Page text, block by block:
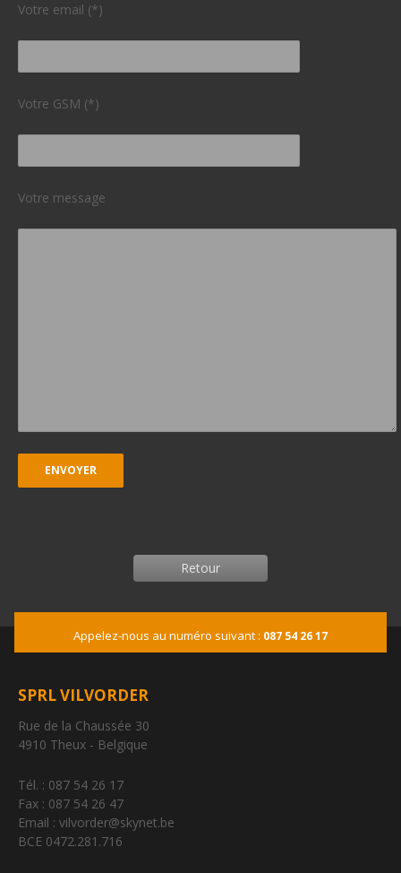
Votre email (*)
Votre GSM (*)
Votre message
Retour
Appelez-nous au numéro suivant : 087 54 26 17
SPRL VILVORDER
Rue de la Chaussée 30
4910 Theux - Belgique
Tél. : 087 54 26 17
Fax : 087 54 26 47
Email : vilvorder@skynet.be
BCE 0472.281.716